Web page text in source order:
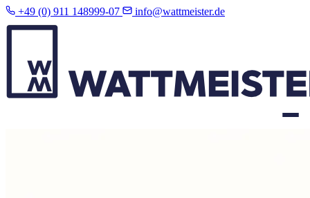
+49 (0) 911 148999-07 info@wattmeister.de